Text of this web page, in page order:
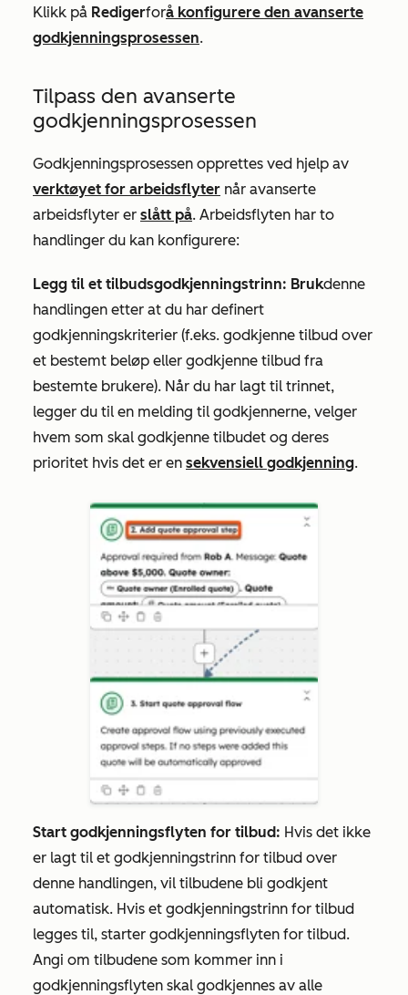
Klikk på Redigerforå konfigurere den avanserte
godkjenningsprosessen.
Tilpass den avanserte
godkjenningsprosessen
Godkjenningsprosessen opprettes ved hjelp av
verktøyet for arbeidsflyter når avanserte
arbeidsflyter er slått på. Arbeidsflyten har to
handlinger du kan konfigurere:
Legg til et tilbudsgodkjenningstrinn: Brukdenne
handlingen etter at du har definert
godkjenningskriterier (f.eks. godkjenne tilbud over
et bestemt beløp eller godkjenne tilbud fra
bestemte brukere). Når du har lagt til trinnet,
legger du til en melding til godkjennerne, velger
hvem som skal godkjenne tilbudet og deres
prioritet hvis det er en sekvensiell godkjenning.
Start godkjenningsflyten for tilbud: Hvis det ikke
er lagt til et godkjenningstrinn for tilbud over
denne handlingen, vil tilbudene bli godkjent
automatisk. Hvis et godkjenningstrinn for tilbud
legges til, starter godkjenningsflyten for tilbud.
Angi om tilbudene som kommer inn i
godkjenningsflyten skal godkjennes av alle